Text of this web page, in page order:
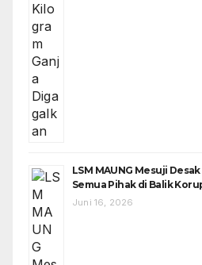
LSM MAUNG Mesuji
Semua Pihak di Balik
Juni 16, 2026